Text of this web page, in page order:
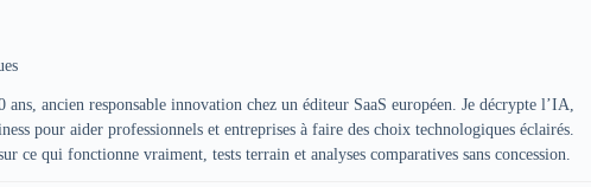
ancien responsable innovation chez un éditeur SaaS européen. Je décrypte l’IA,
pour aider professionnels et entreprises à faire des choix technologiques éclairés.
ce qui fonctionne vraiment, tests terrain et analyses comparatives sans concession.